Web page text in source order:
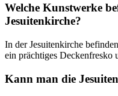
Welche Kunstwerke
Jesuitenkirche?
In der Jesuitenkirche
ein prächtiges Deckenfresko
Kann man die